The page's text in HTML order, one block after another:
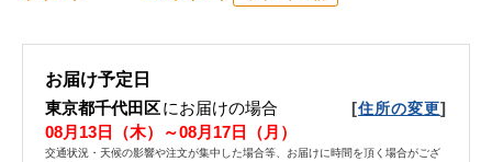
お届け予定日
東京都千代田区にお届けの場合 [住所の変更]
08月13日（木）～08月17日（月）
交通状況・天候の影響や注文が集中した場合等、お届けに時間を頂く場合がござ